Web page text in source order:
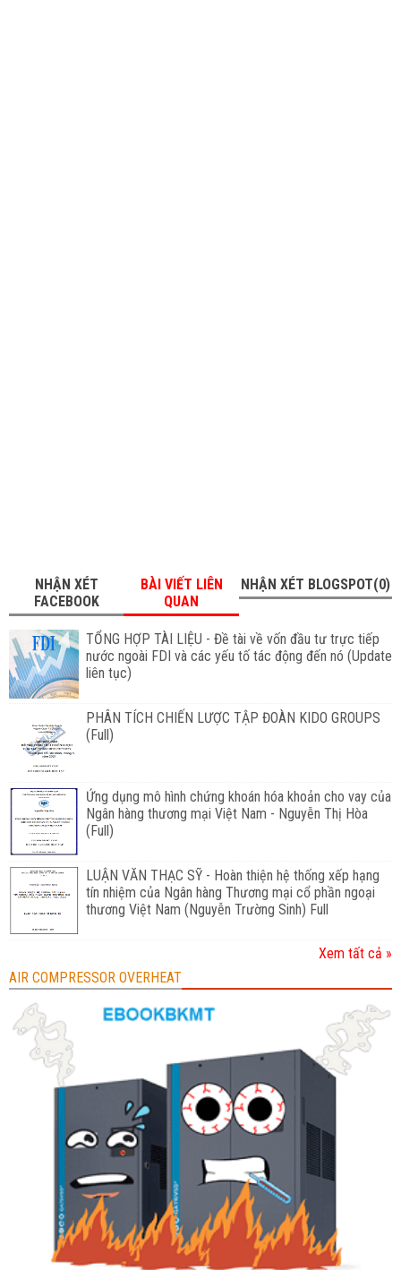
NHẬN XÉT
FACEBOOK
BÀI VIẾT LIÊN
QUAN
NHẬN XÉT BLOGSPOT(0)
TỔNG HỢP TÀI LIỆU - Đề tài về vốn đầu tư trực tiếp
nước ngoài FDI và các yếu tố tác động đến nó (Update
liên tục)
PHÂN TÍCH CHIẾN LƯỢC TẬP ĐOÀN KIDO GROUPS
(Full)
Ứng dụng mô hình chứng khoán hóa khoản cho vay của
Ngân hàng thương mại Việt Nam - Nguyễn Thị Hòa
(Full)
LUẬN VĂN THẠC SỸ - Hoàn thiện hệ thống xếp hạng
tín nhiệm của Ngân hàng Thương mại cổ phần ngoại
thương Việt Nam (Nguyễn Trường Sinh) Full
Xem tất cả »
AIR COMPRESSOR OVERHEAT